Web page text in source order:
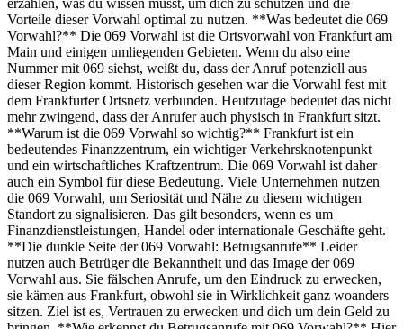
erzählen, was du wissen musst, um dich zu schützen und die
Vorteile dieser Vorwahl optimal zu nutzen. **Was bedeutet die 069
Vorwahl?** Die 069 Vorwahl ist die Ortsvorwahl von Frankfurt am
Main und einigen umliegenden Gebieten. Wenn du also eine
Nummer mit 069 siehst, weißt du, dass der Anruf potenziell aus
dieser Region kommt. Historisch gesehen war die Vorwahl fest mit
dem Frankfurter Ortsnetz verbunden. Heutzutage bedeutet das nicht
mehr zwingend, dass der Anrufer auch physisch in Frankfurt sitzt.
**Warum ist die 069 Vorwahl so wichtig?** Frankfurt ist ein
bedeutendes Finanzzentrum, ein wichtiger Verkehrsknotenpunkt
und ein wirtschaftliches Kraftzentrum. Die 069 Vorwahl ist daher
auch ein Symbol für diese Bedeutung. Viele Unternehmen nutzen
die 069 Vorwahl, um Seriosität und Nähe zu diesem wichtigen
Standort zu signalisieren. Das gilt besonders, wenn es um
Finanzdienstleistungen, Handel oder internationale Geschäfte geht.
**Die dunkle Seite der 069 Vorwahl: Betrugsanrufe** Leider
nutzen auch Betrüger die Bekanntheit und das Image der 069
Vorwahl aus. Sie fälschen Anrufe, um den Eindruck zu erwecken,
sie kämen aus Frankfurt, obwohl sie in Wirklichkeit ganz woanders
sitzen. Ziel ist es, Vertrauen zu erwecken und dich um dein Geld zu